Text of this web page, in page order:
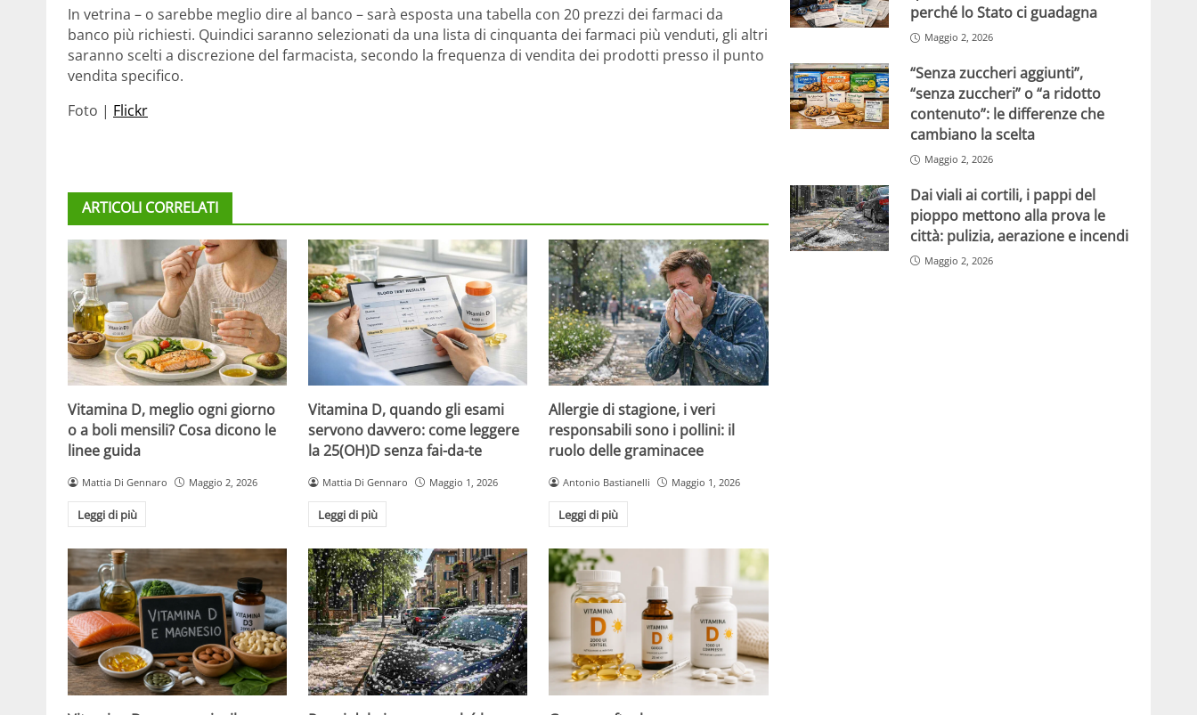
In vetrina – o sarebbe meglio dire al banco – sarà esposta una tabella con 20 prezzi dei farmaci da
banco più richiesti. Quindici saranno selezionati da una lista di cinquanta dei farmaci più venduti, gli altri
saranno scelti a discrezione del farmacista, secondo la frequenza di vendita dei prodotti presso il punto
vendita specifico.
Foto | Flickr
ARTICOLI CORRELATI
Vitamina D, meglio ogni giorno
o a boli mensili? Cosa dicono le
linee guida
Mattia Di Gennaro Maggio 2, 2026
Leggi di più
Vitamina D, quando gli esami
servono davvero: come leggere
la 25(OH)D senza fai-da-te
Mattia Di Gennaro Maggio 1, 2026
Leggi di più
Allergie di stagione, i veri
responsabili sono i pollini: il
ruolo delle graminacee
Antonio Bastianelli Maggio 1, 2026
Leggi di più
perché lo Stato ci guadagna
Maggio 2, 2026
“Senza zuccheri aggiunti”,
“senza zuccheri” o “a ridotto
contenuto”: le differenze che
cambiano la scelta
Maggio 2, 2026
Dai viali ai cortili, i pappi del
pioppo mettono alla prova le
città: pulizia, aerazione e incendi
Maggio 2, 2026